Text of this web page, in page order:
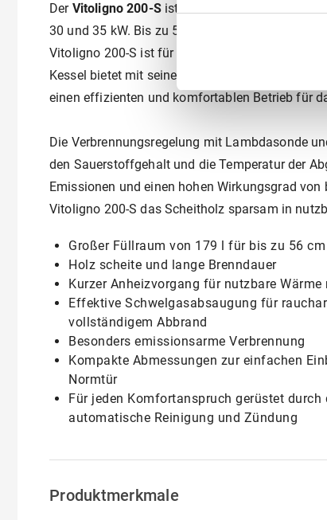
Der Vitoligno 200-Sist ein hochwertiger
30 und 35 kW. Bis zu 56 cm lange Holzscheite
Vitoligno 200-S ist für den monovalenten
Kessel bietet mit seiner speziell für
einen effizienten und komfortablen Betrieb für
Die Verbrennungsregelung mit Lambdasonde
den Sauerstoffgehalt und die Temperatur der
Emissionen und einen hohen Wirkungsgrad von
Vitoligno 200-S das Scheitholz sparsam in
Großer Füllraum von 179 l für bis zu 56
Holz scheite und lange Brenndauer
Kurzer Anheizvorgang für nutzbare
Effektive Schwelgasabsaugung für
vollständigem Abbrand
Besonders emissionsarme Verbrennung
Kompakte Abmessungen zur einfachen
Normtür
Für jeden Komfortanspruch gerüstet
automatische Reinigung und Zündung
Produktmerkmale